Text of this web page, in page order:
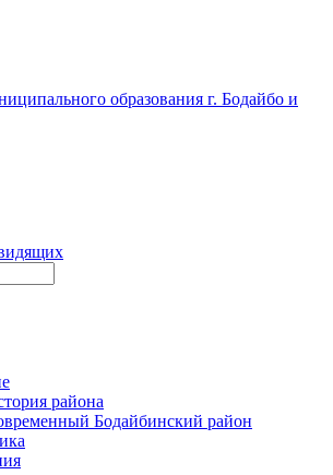
образования г. Бодайбо и
района
Бодайбинский район